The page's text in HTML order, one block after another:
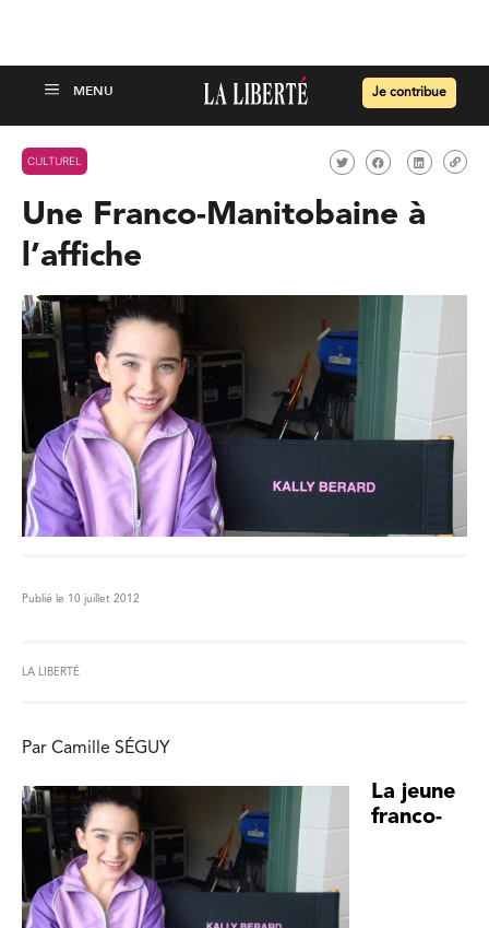
Je contribue
CULTUREL
Une Franco-Manitobaine à
l’affiche
Publié le 10 juillet 2012
LA LIBERTÉ
Par Camille SÉGUY
La jeune
franco-